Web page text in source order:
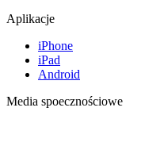
Aplikacje
iPhone
iPad
Android
Media spoecznościowe